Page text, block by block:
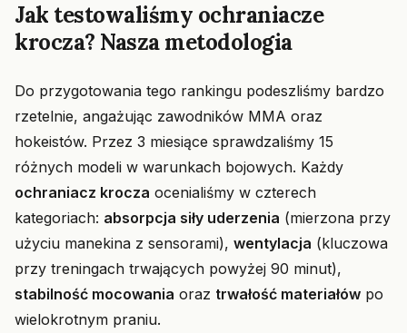
Jak testowaliśmy ochraniacze
krocza? Nasza metodologia
Do przygotowania tego rankingu podeszliśmy bardzo
rzetelnie, angażując zawodników MMA oraz
hokeistów. Przez 3 miesiące sprawdzaliśmy 15
różnych modeli w warunkach bojowych. Każdy
ochraniacz krocza ocenialiśmy w czterech
kategoriach: absorpcja siły uderzenia (mierzona przy
użyciu manekina z sensorami), wentylacja (kluczowa
przy treningach trwających powyżej 90 minut),
stabilność mocowania oraz trwałość materiałów po
wielokrotnym praniu.